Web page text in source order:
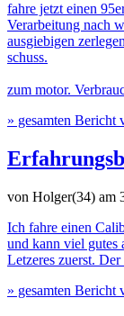
fahre jetzt einen
Verarbeitung nach
ausgiebigen
schuss.
zum motor.
» gesamten Bericht
von Holger(34) am
Ich fahre einen
und kann viel gutes
Letzeres zuerst.
» gesamten Bericht